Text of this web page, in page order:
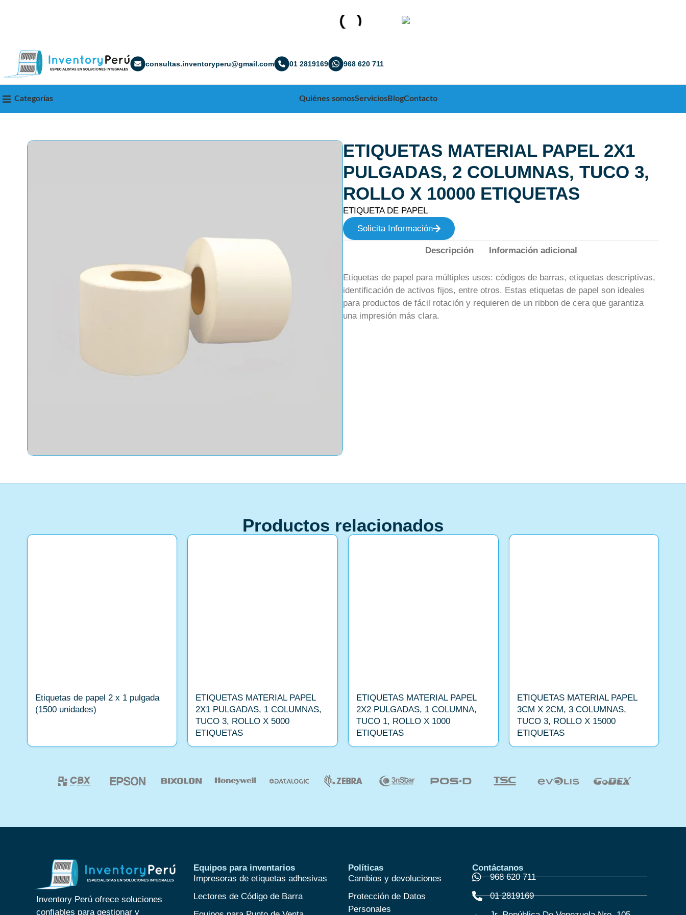
consultas.inventoryperu@gmail.com 01 2819169 968 620 711
Categorías Quiénes somosServiciosBlogContacto
ETIQUETAS MATERIAL PAPEL 2X1
PULGADAS, 2 COLUMNAS, TUCO 3,
ROLLO X 10000 ETIQUETAS
ETIQUETA DE PAPEL
Solicita Información
Descripción Información adicional
Etiquetas de papel para múltiples usos: códigos de barras, etiquetas descriptivas,
identificación de activos fijos, entre otros. Estas etiquetas de papel son ideales
para productos de fácil rotación y requieren de un ribbon de cera que garantiza
una impresión más clara.
Productos relacionados
Etiquetas de papel 2 x 1 pulgada
(1500 unidades)
ETIQUETAS MATERIAL PAPEL
2X1 PULGADAS, 1 COLUMNAS,
TUCO 3, ROLLO X 5000
ETIQUETAS
ETIQUETAS MATERIAL PAPEL
2X2 PULGADAS, 1 COLUMNA,
TUCO 1, ROLLO X 1000
ETIQUETAS
ETIQUETAS MATERIAL PAPEL
3CM X 2CM, 3 COLUMNAS,
TUCO 3, ROLLO X 15000
ETIQUETAS
Inventory Perú ofrece soluciones
confiables para gestionar y
Equipos para inventarios
Impresoras de etiquetas adhesivas
Lectores de Código de Barra
Políticas
Cambios y devoluciones
Protección de Datos
Personales
Contáctanos
968 620 711
01 2819169